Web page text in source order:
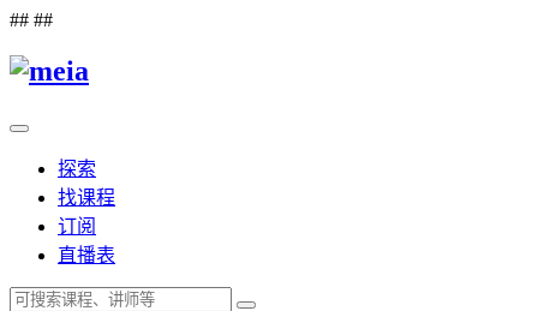
## ##
探索
找课程
订阅
直播表